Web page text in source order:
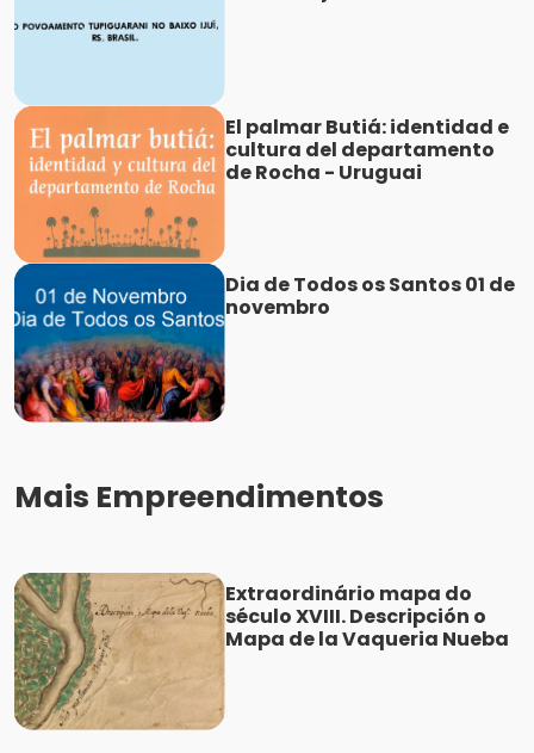
El palmar Butiá: identidad e
cultura del departamento
de Rocha - Uruguai
Dia de Todos os Santos 01 de
novembro
Mais Empreendimentos
Extraordinário mapa do
século XVIII. Descripción o
Mapa de la Vaqueria Nueba